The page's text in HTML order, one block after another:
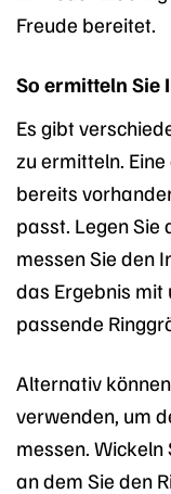
Freude bereitet.
So ermitteln Sie
Es gibt
zu ermitteln.
bereits
passt. Legen Sie
messen Sie den
das Ergebnis mit
passende
Alternativ
verwenden, um
messen.
an dem Sie den